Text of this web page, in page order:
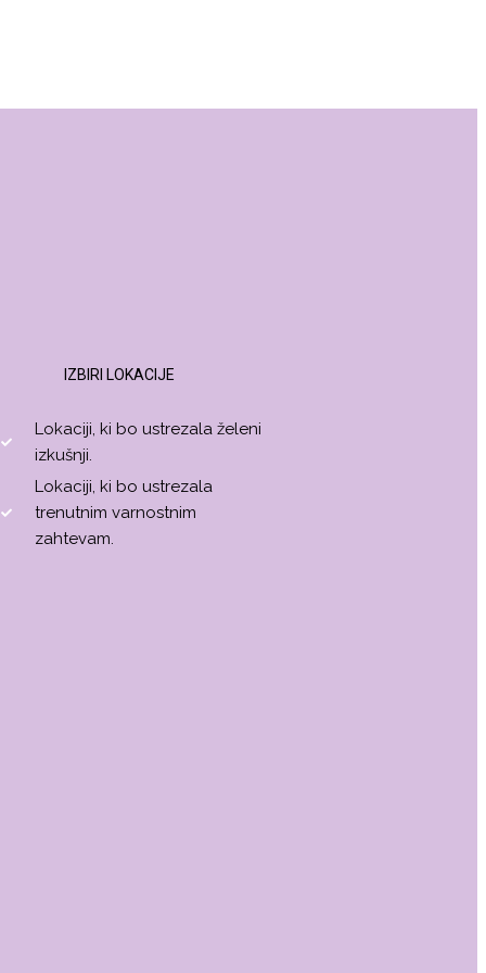
IZBIRI LOKACIJE
Lokaciji, ki bo ustrezala želeni
izkušnji.
Lokaciji, ki bo ustrezala
trenutnim varnostnim
zahtevam.